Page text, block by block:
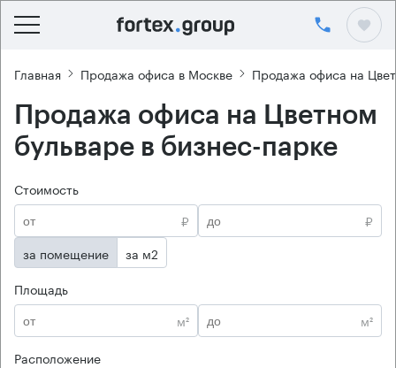
Главная Продажа офиса в Москве Продажа офиса на
Продажа офиса на Цветном
бульваре в бизнес-парке
Стоимость
₽
₽
за помещение
за м2
Площадь
м²
м²
Расположение